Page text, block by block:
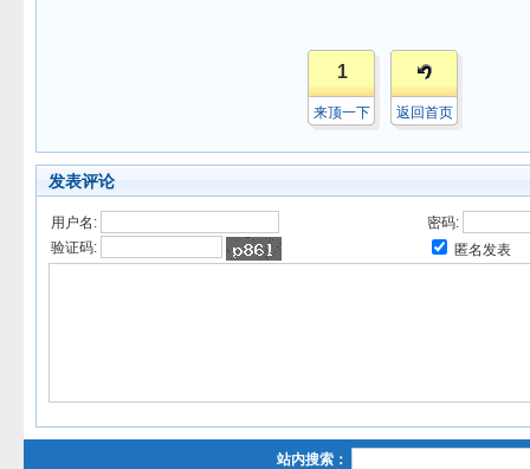
1
来顶一下 返回首页
发表评论
用户名:
密码:
验证码:
匿名发表
站内搜索：